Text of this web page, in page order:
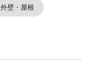
外壁・屋根